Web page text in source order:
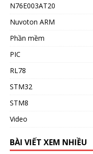
N76E003AT20
Nuvoton ARM
Phần mềm
PIC
RL78
STM32
STM8
Video
BÀI VIẾT XEM NHIỀU